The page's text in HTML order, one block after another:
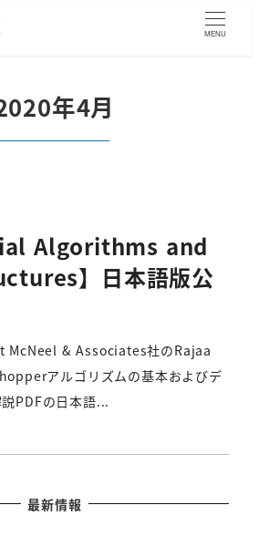
MENU
年4月
Algorithms and
】日本語版公
McNeel & Associates社のRajaa
アルゴリズムの基本およびデ
PDFの日本語...
最新情報